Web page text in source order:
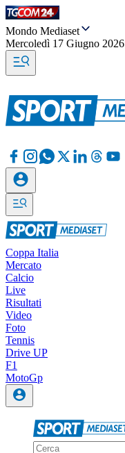
Mondo Mediaset
Mercoledì 17 Giugno 2026
Coppa Italia
Mercato
Calcio
Live
Risultati
Video
Foto
Tennis
Drive UP
F1
MotoGp